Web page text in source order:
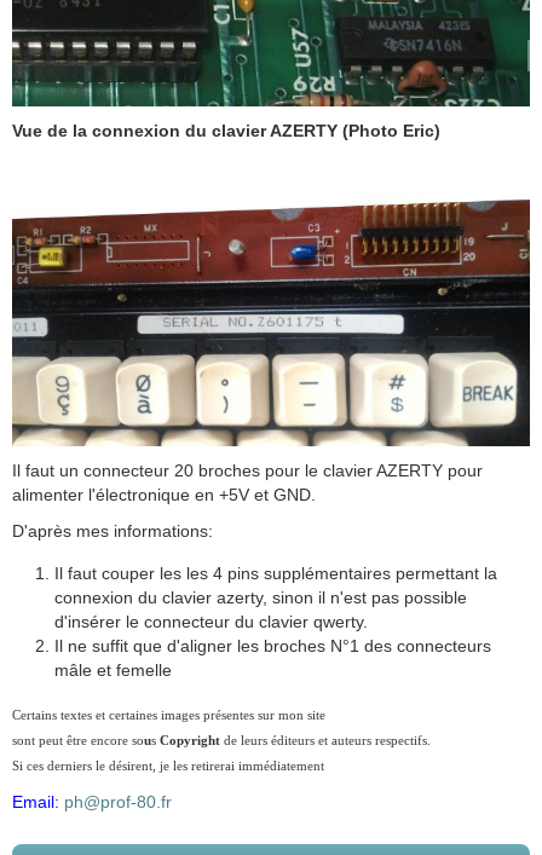
Vue de la connexion du clavier AZERTY (Photo Eric)
Il faut un connecteur 20 broches pour le clavier AZERTY pour
alimenter l'électronique en +5V et GND.
D'après mes informations:
Il faut couper les les 4 pins supplémentaires permettant la
connexion du clavier azerty, sinon il n'est pas possible
d'insérer le connecteur du clavier qwerty.
Il ne suffit que d'aligner les broches N°1 des connecteurs
mâle et femelle
Certains textes et certaines images présentes sur mon site
sont peut être encore sous Copyright de leurs éditeurs et auteurs respectifs.
Si ces derniers le désirent, je les retirerai immédiatement
Email: ph@prof-80.fr